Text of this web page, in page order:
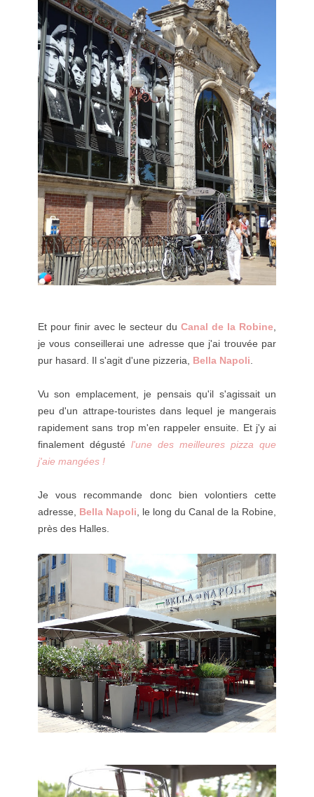
Et pour finir avec le secteur du Canal de la Robine
je vous conseillerai une adresse que j'ai trouvée par
pur hasard. Il s'agit d'une pizzeria, Bella Napoli
Vu son emplacement, je pensais qu'il s'agissait un
peu d'un attrape-touristes dans lequel je mangerais
rapidement sans trop m'en rappeler ensuite. Et j'y ai
finalement dégusté l'une des meilleures pizza que
j'aie mangées !
Je vous recommande donc bien volontiers cette
adresse, Bella Napoli , le long du Canal de la Robine,
près des Halles.